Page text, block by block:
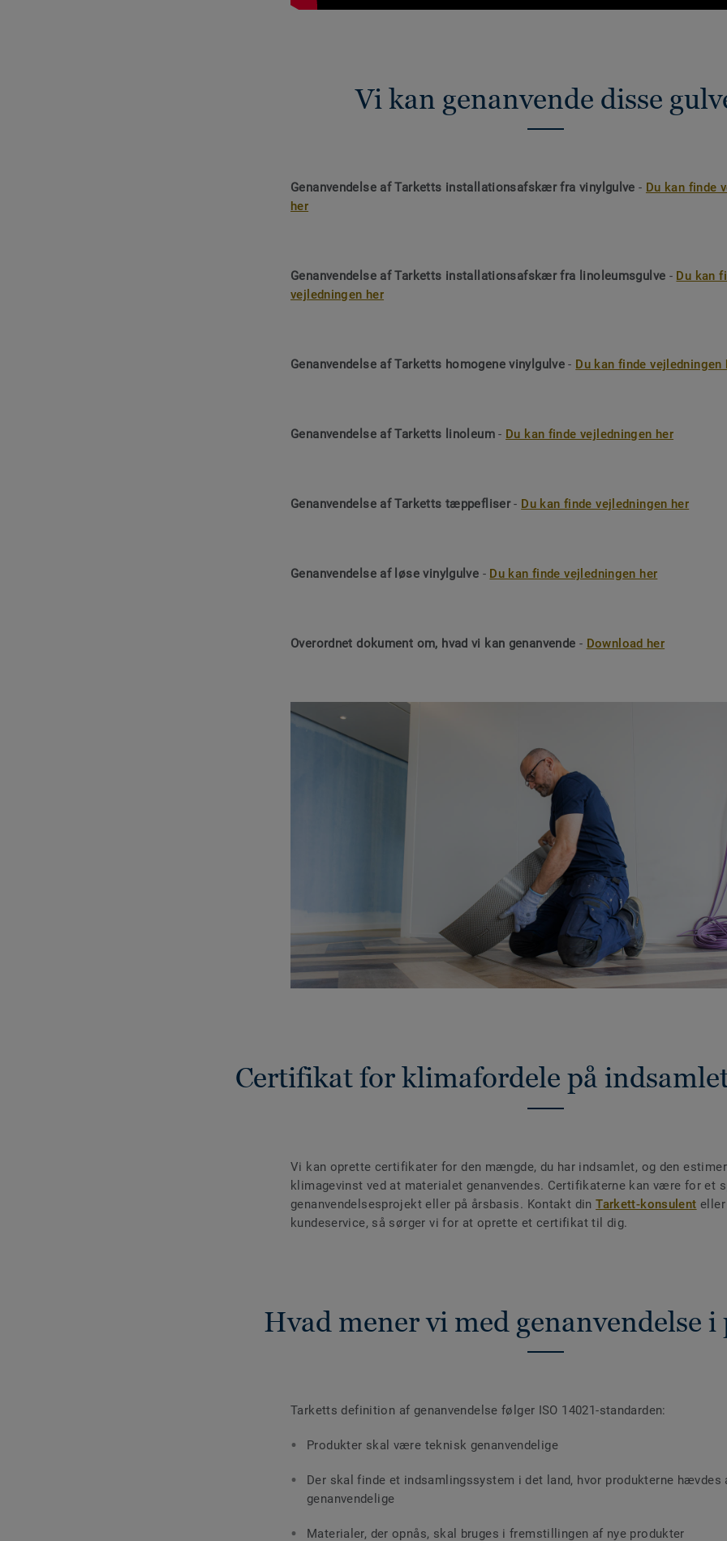
Vi kan genanvende disse
Genanvendelse af Tarketts installationsafskær fra vinylgulve - Du kan finde
her
Genanvendelse af Tarketts installationsafskær fra linoleumsgulve - Du kan
vejledningen her
Genanvendelse af Tarketts homogene vinylgulve - Du kan finde vejledningen
Genanvendelse af Tarketts linoleum- Du kan finde vejledningen her
Genanvendelse af Tarketts tæppefliser- Du kan finde vejledningen her
Genanvendelse af løse vinylgulve - Du kan finde vejledningen her
Overordnet dokument om, hvad vi kan genanvende - Download her
Certifikat for klimafordele på
Vi kan oprette certifikater for den mængde, du har indsamlet, og den
klimagevinst ved at materialet genanvendes. Certifikaterne kan være for et
genanvendelsesprojekt eller på årsbasis. Kontakt dinTarkett-konsulent eller
kundeservice, så sørger vi for at oprette et certifikat til dig.
Hvad mener vi med genanvendelse i
Tarketts definition af genanvendelse følger ISO 14021-standarden:
Produkter skal være teknisk genanvendelige
Der skal finde et indsamlingssystem i det land, hvor produkterne
genanvendelige
Materialer, der opnås, skal bruges i fremstillingen af nye produkter